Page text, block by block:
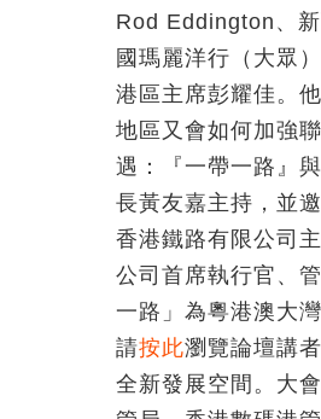
Rod Eddington、
國瑪麗洋行（大眾
港區主席彭耀佳。
地區又會如何加強
遇：『一帶一路』
長黃友嘉主持，並
香港鐵路有限公司
公司首席執行官、
一路」為粵港澳大
請按此瀏覽論壇講
全新發展空間。大